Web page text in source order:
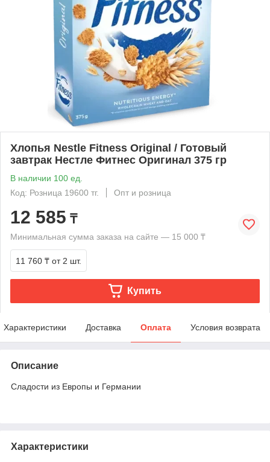
Хлопья Nestle Fitness Original / Готовый
завтрак Нестле Фитнес Оригинал 375 гр
В наличии 100 ед.
Код: Розница 19600 тг.
Опт и розница
12 585 ₸
Минимальная сумма заказа на сайте — 15 000 ₸
11 760 ₸ от 2 шт.
Купить
Характеристики Доставка Оплата Условия возврата
Описание
Сладости из Европы и Германии
Характеристики